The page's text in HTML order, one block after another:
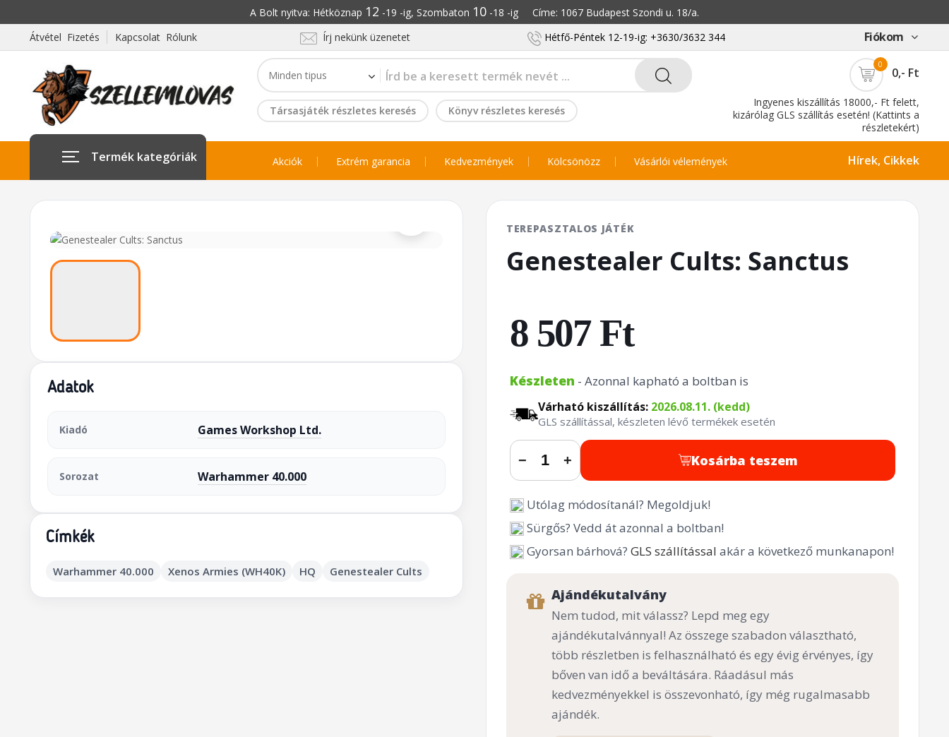
A Bolt nyitva: Hétköznap 12 -19 -ig, Szombaton 10-18 -ig Címe: 1067 Budapest Szondi u. 18/a.
Átvétel Fizetés
Kapcsolat Rólunk Írj nekünk üzenetet Hétfő-Péntek 12-19-ig: +3630/3632 344 Fiókom
Társasjáték részletes keresés Könyv részletes keresés
0
0,- Ft
Ingyenes kiszállítás 18000,- Ft felett,
kizárólag GLS szállítás esetén! (Kattints a
részletekért)
Termék kategóriák Akciók Extrém garancia Kedvezmények Kölcsönözz Vásárlói vélemények Hírek, Cikkek
Adatok
Kiadó Games Workshop Ltd.
Sorozat Warhammer 40.000
Címkék
Warhammer 40.000 Xenos Armies (WH40K) HQ Genestealer Cults
TEREPASZTALOS JÁTÉK
Genestealer Cults: Sanctus
8 507 Ft
Készleten - Azonnal kapható a boltban is
Várható kiszállítás: 2026.08.11. (kedd)
GLS szállítással, készleten lévő termékek esetén
− + Kosárba teszem
Utólag módosítanál? Megoldjuk!
Sürgős? Vedd át azonnal a boltban!
Gyorsan bárhová? GLS szállítással akár a következő munkanapon!
Ajándékutalvány
Nem tudod, mit válassz? Lepd meg egy
ajándékutalvánnyal! Az összege szabadon választható,
több részletben is felhasználható és egy évig érvényes, így
bőven van idő a beváltására. Ráadásul más
kedvezményekkel is összevonható, így még rugalmasabb
ajándék.